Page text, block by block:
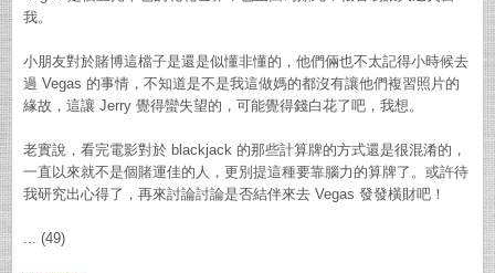
我。
小朋友對於賭博這檔子是還是似懂非懂的，他們倆也不太記得小時候去
過 Vegas 的事情，不知道是不是我這做媽的都沒有讓他們複習照片的
緣故，這讓 Jerry 覺得蠻失望的，可能覺得錢白花了吧，我想。
老實說，看完電影對於 blackjack 的那些計算牌的方式還是很混淆的，
一直以來就不是個賭運佳的人，更別提這種要靠腦力的算牌了。或許待
我研究出心得了，再來討論討論是否結伴來去 Vegas 發發橫財吧！
... (49)